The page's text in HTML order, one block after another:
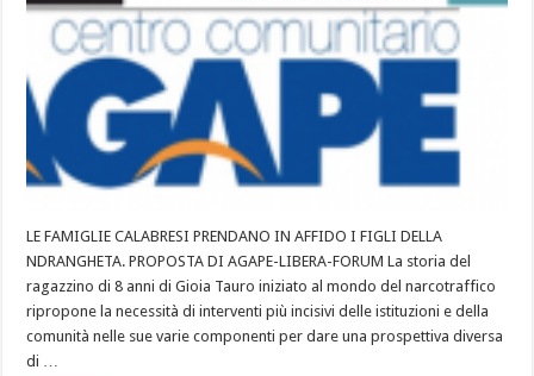
LE FAMIGLIE CALABRESI PRENDANO IN AFFIDO I FIGLI DELLA
NDRANGHETA. PROPOSTA DI AGAPE-LIBERA-FORUM La storia del
ragazzino di 8 anni di Gioia Tauro iniziato al mondo del narcotraffico
ripropone la necessità di interventi più incisivi delle istituzioni e della
comunità nelle sue varie componenti per dare una prospettiva diversa
di …